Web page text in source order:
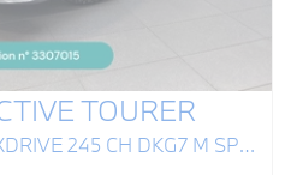
TOURER
ACTIVE TOURER 225E XDRIVE 245 CH DKG7 M SPORT